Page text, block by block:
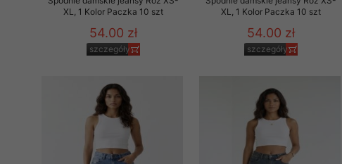
XL, 1 Kolor Paczka 10 szt
54.00 zł
szczegóły
XL, 1 Kolor Paczka 10 szt
54.00 zł
szczegóły